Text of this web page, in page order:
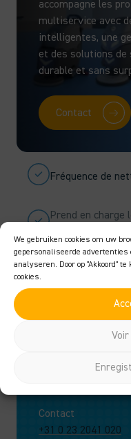
We gebruiken cookies om uw
gepersonaliseerde advertenties
analyseren. Door op "Akkoord"
cookies.
accompagne les
multiservice avec
intelligentes, une
et des solutions de
durable et sans
Contact
Fréquence de
Prend en charge
Facile à utiliser
Tokyostraat 27,
Contact
+31 0 23 2041 020